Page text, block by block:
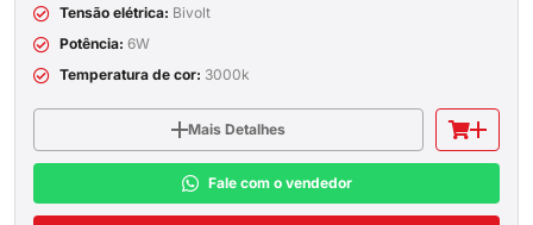
Tensão elétrica: Bivolt
Potência: 6W
Temperatura de cor: 3000k
Mais Detalhes
Fale com o vendedor